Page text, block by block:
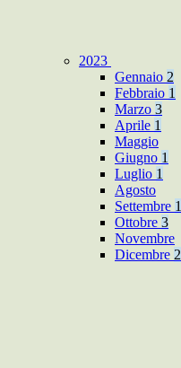
2023
Gennaio 2
Febbraio 1
Marzo 3
Aprile 1
Maggio
Giugno 1
Luglio 1
Agosto
Settembre 1
Ottobre 3
Novembre
Dicembre 2